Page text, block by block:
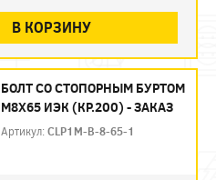
В КОРЗИНУ
БОЛТ СО СТОПОРНЫМ БУРТОМ
М8Х65 ИЭК (КР.200) - ЗАКАЗ
Артикул:CLP1M-B-8-65-1